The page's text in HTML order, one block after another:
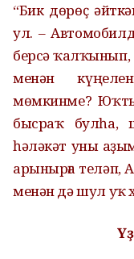
“Бик дөрөҫ
ул. –
берсә ҡалҡынып,
менән
мөмкинме?
бысраҡ булһа,
һәләкәт уны
арынырға теләп,
менән дә шул уҡ